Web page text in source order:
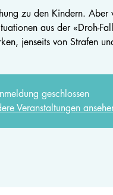
zu den Kindern.
aus der «Droh-
jenseits von Strafen
geschlossen
Veranstaltungen